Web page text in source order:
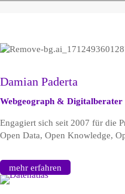
Damian Paderta
Webgeograph & Digitalberater
Engagiert sich seit 2007 für die
Open Data, Open Knowledge,
mehr erfahren